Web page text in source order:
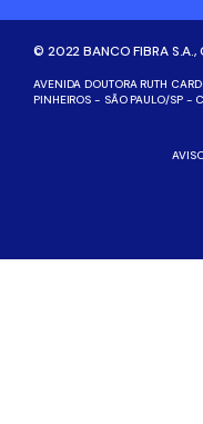
© 2022 BANCO FIBRA
AVENIDA DOUTORA RUTH
PINHEIROS - SÃO PAULO/SP -